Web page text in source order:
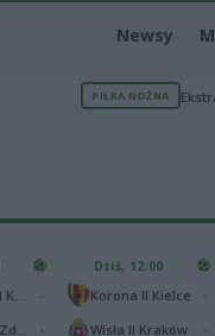
Newsy
PIŁKA NOŻNA
Dziś, 12:00
Korona II Kielce
Wisła II Kraków